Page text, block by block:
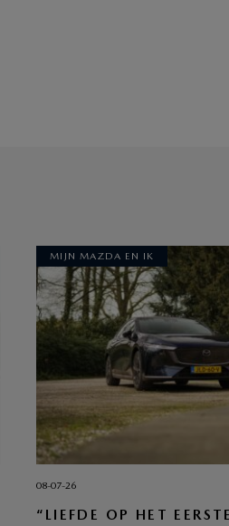
MIJN MAZDA EN IK
08-07-26
“LIEFDE OP HET